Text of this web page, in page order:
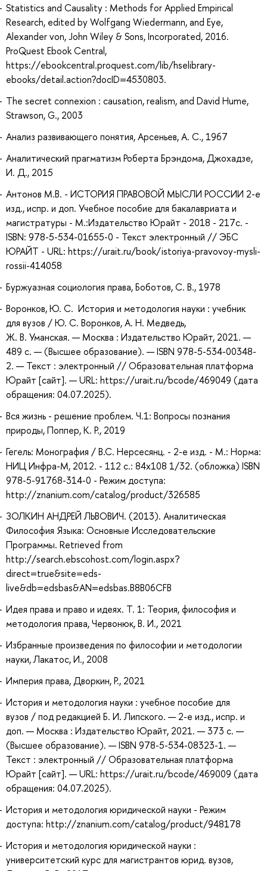
Statistics and Causality : Methods for Applied Empirical
Research, edited by Wolfgang Wiedermann, and Eye,
Alexander von, John Wiley & Sons, Incorporated, 2016.
ProQuest Ebook Central,
https://ebookcentral.proquest.com/lib/hselibrary-
ebooks/detail.action?docID=4530803.
The secret connexion : causation, realism, and David Hume,
Strawson, G., 2003
Анализ развивающего понятия, Арсеньев, А. С., 1967
Аналитический прагматизм Роберта Брэндома, Джохадзе,
И. Д., 2015
Антонов М.В. - ИСТОРИЯ ПРАВОВОЙ МЫСЛИ РОССИИ 2-е
изд., испр. и доп. Учебное пособие для бакалавриата и
магистратуры - М.:Издательство Юрайт - 2018 - 217с. -
ISBN: 978-5-534-01655-0 - Текст электронный // ЭБС
ЮРАЙТ - URL: https://urait.ru/book/istoriya-pravovoy-mysli-
rossii-414058
Буржуазная социология права, Боботов, С. В., 1978
Воронков, Ю. С. История и методология науки : учебник
для вузов / Ю. С. Воронков, А. Н. Медведь,
Ж. В. Уманская. — Москва : Издательство Юрайт, 2021. —
489 с. — (Высшее образование). — ISBN 978-5-534-00348-
2. — Текст : электронный // Образовательная платформа
Юрайт [сайт]. — URL: https://urait.ru/bcode/469049 (дата
обращения: 04.07.2025).
Вся жизнь - решение проблем. Ч.1: Вопросы познания
природы, Поппер, К. Р., 2019
Гегель: Монография / В.С. Нерсесянц. - 2-e изд. - М.: Норма:
НИЦ Инфра-М, 2012. - 112 с.: 84x108 1/32. (обложка) ISBN
978-5-91768-314-0 - Режим доступа:
http://znanium.com/catalog/product/326585
ЗОЛКИН АНДРЕЙ ЛЬВОВИЧ. (2013). Аналитическая
Философия Языка: Основные Исследовательские
Программы. Retrieved from
http://search.ebscohost.com/login.aspx?
direct=true&site=eds-
live&db=edsbas&AN=edsbas.B8B06CFB
Идея права и право и идеях. Т. 1: Теория, философия и
методология права, Червонюк, В. И., 2021
Избранные произведения по философии и методологии
науки, Лакатос, И., 2008
Империя права, Дворкин, Р., 2021
История и методология науки : учебное пособие для
вузов / под редакцией Б. И. Липского. — 2-е изд., испр. и
доп. — Москва : Издательство Юрайт, 2021. — 373 с. —
(Высшее образование). — ISBN 978-5-534-08323-1. —
Текст : электронный // Образовательная платформа
Юрайт [сайт]. — URL: https://urait.ru/bcode/469009 (дата
обращения: 04.07.2025).
История и методология юридической науки - Режим
доступа: http://znanium.com/catalog/product/948178
История и методология юридической науки :
университетский курс для магистрантов юрид. вузов,